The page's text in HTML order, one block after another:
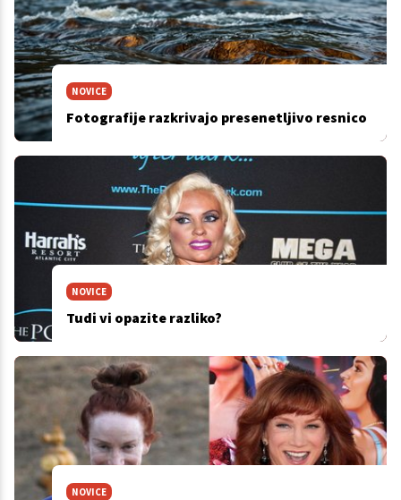
NOVICE
Fotografije razkrivajo presenetljivo resnico
NOVICE
Tudi vi opazite razliko?
NOVICE